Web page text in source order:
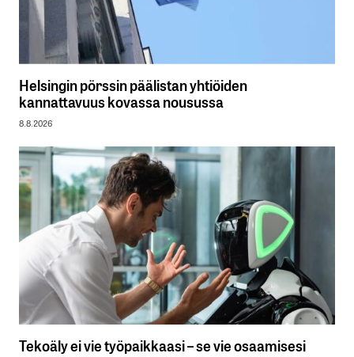
Helsingin pörssin päälistan yhtiöiden
kannattavuus kovassa nousussa
8.8.2026
Tekoäly ei vie työpaikkaasi – se vie osaamisesi